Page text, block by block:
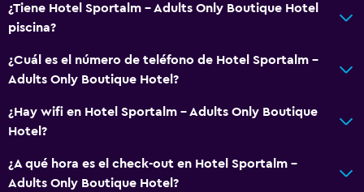
¿Tiene Hotel Sportalm - Adults Only Boutique Hotel
piscina?
¿Cuál es el número de teléfono de Hotel Sportalm -
Adults Only Boutique Hotel?
¿Hay wifi en Hotel Sportalm - Adults Only Boutique
Hotel?
¿A qué hora es el check-out en Hotel Sportalm -
Adults Only Boutique Hotel?